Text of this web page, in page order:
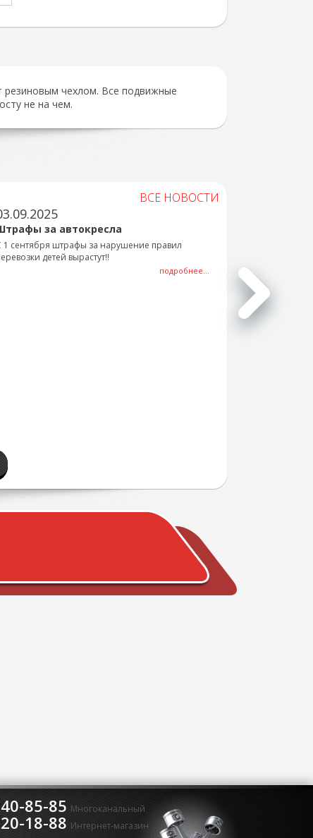
резиновым чехлом. Все подвижные
не на чем.
ВСЕ НОВОСТИ
за автокресла
1 сентября штрафы за нарушение правил
детей вырастут!!
подробнее...
85-85 Многоканальный
18-88 Интернет-магазин